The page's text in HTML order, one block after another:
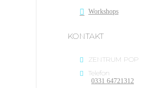
Workshops
KONTAKT
ZENTRUM POP
Telefon
0331 64721312